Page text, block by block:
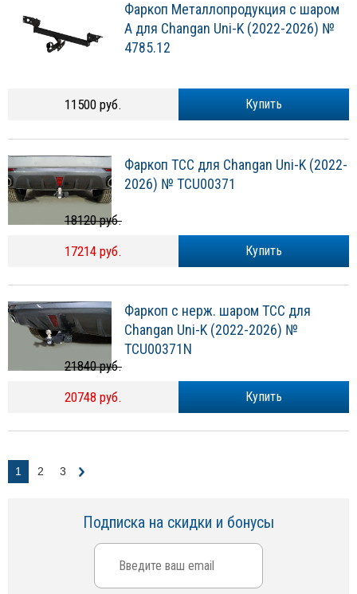
Фаркоп Металлопродукция с шаром
A для Changan Uni-K (2022-2026) №
4785.12
Купить
11500 руб.
Фаркоп ТСС для Changan Uni-K (2022-
2026) № TCU00371
Купить
18120 руб.
17214 руб.
Фаркоп с нерж. шаром ТСС для
Changan Uni-K (2022-2026) №
TCU00371N
Купить
21840 руб.
20748 руб.
1 2 3
Подписка на скидки и бонусы